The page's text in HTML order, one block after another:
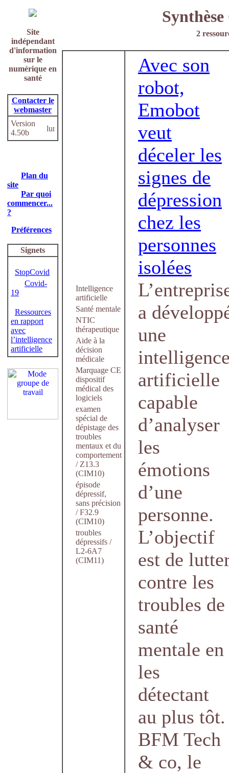
Site
indépendant
d'information
sur le
numérique en
santé
Contacter le
webmaster
Version
4.50b
Plan du
site
Par quoi
commencer...
?
Préférences
Signets
StopCovid
Covid-
19
Ressources
en rapport
avec
l’intelligence
artificielle
2
Intelligence
artificielle
Santé mentale
NTIC
thérapeutique
Aide à la
décision
médicale
Marquage CE
dispositif
médical des
logiciels
examen
spécial de
dépistage des
troubles
mentaux et du
comportement
/ Z13.3
(CIM10)
épisode
dépressif,
sans précision
/ F32.9
(CIM10)
troubles
dépressifs /
L2-6A7
(CIM11)
Avec son
robot,
Emobot
veut
déceler les
signes de
dépression
chez les
personnes
isolées
a
une
artificielle
capable
d’analyser
les
émotions
d’une
personne.
L’objectif
est de
contre les
troubles de
santé
mentale en
les
détectant
au plus tôt.
BFM Tech
& co, le